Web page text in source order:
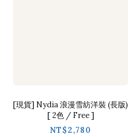
[現貨] Nydia 浪漫雪紡洋裝 (長版)
[ 2色 / Free ]
NT$2,780